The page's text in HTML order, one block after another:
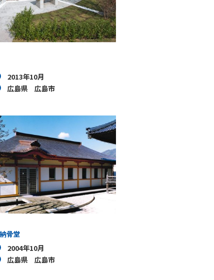
2013年10月
広島県 広島市
骨堂
2004年10月
広島県 広島市